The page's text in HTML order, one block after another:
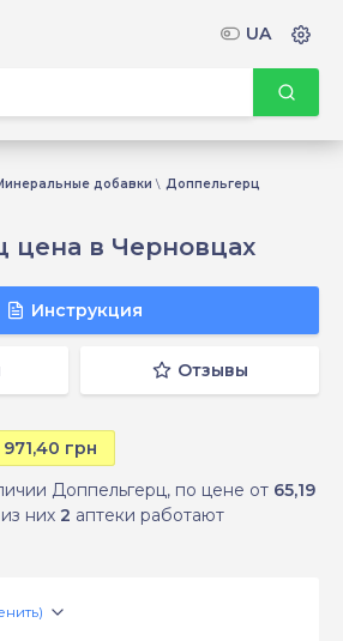
добавки Доппельгерц
цена в Черновцах
Инструкция
Отзывы
грн
Доппельгерц, по цене от 65,19
из них 2 аптеки работают
UA